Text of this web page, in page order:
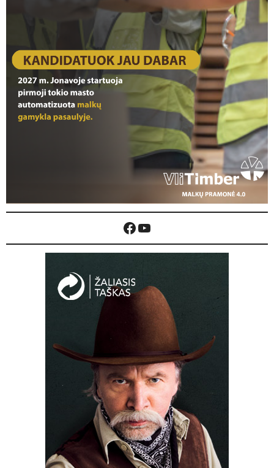
Facebook
YouTube